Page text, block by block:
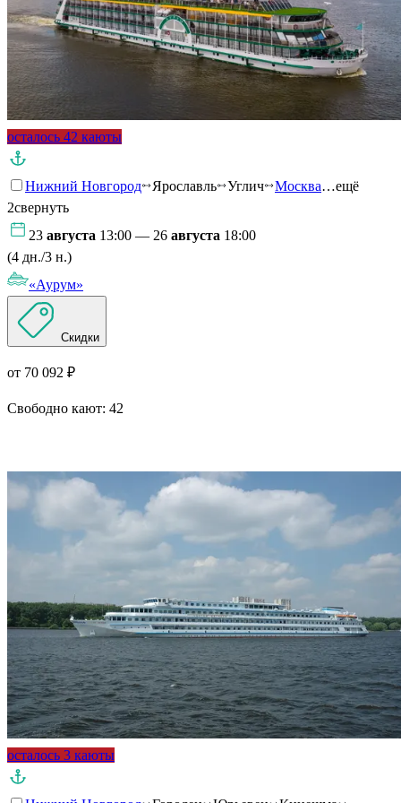
осталось 42 каюты
Нижний Новгород Ярославль Углич Москва…ещё
2свернуть
23 августа 13:00 — 26 августа 18:00
(4 дн./3 н.)
«Аурум»
Скидки
от 70 092 ₽
Свободно кают: 42
осталось 3 каюты